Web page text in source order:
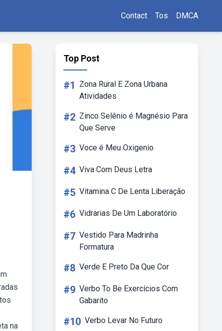
Contact Tos DMCA
na
Top Post
#1
Zona Rural E Zona Urbana
Atividades
#2 Zinco Selênio é Magnésio Para
Que Serve
#3 Voce é Meu Oxigenio
#4 Viva Com Deus Letra
#5 Vitamina C De Lenta Liberação
#6 Vidrarias De Um Laboratório
#7 Vestido Para Madrinha
Formatura
#8 Verde E Preto Da Que Cor
#9 Verbo To Be Exercícios Com
Gabarito
#10 Verbo Levar No Futuro